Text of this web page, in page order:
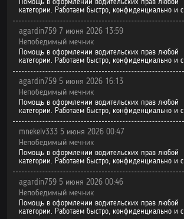
Помощь в оформлении водительских прав любой
категории. Работаем быстро, конфиденциально и с
agardin759 7 июня 2026 13:59
Непобедимый мечник
Помощь в оформлении водительских прав любой
категории. Работаем быстро, конфиденциально и с
agardin759 5 июня 2026 16:13
Непобедимый мечник
Помощь в оформлении водительских прав любой
категории. Работаем быстро, конфиденциально и с
mnekelv333 5 июня 2026 00:47
Непобедимый мечник
Помощь в оформлении водительских прав любой
категории. Работаем быстро, конфиденциально и с
agardin759 5 июня 2026 00:46
Непобедимый мечник
Помощь в оформлении водительских прав любой
категории. Работаем быстро, конфиденциально и с